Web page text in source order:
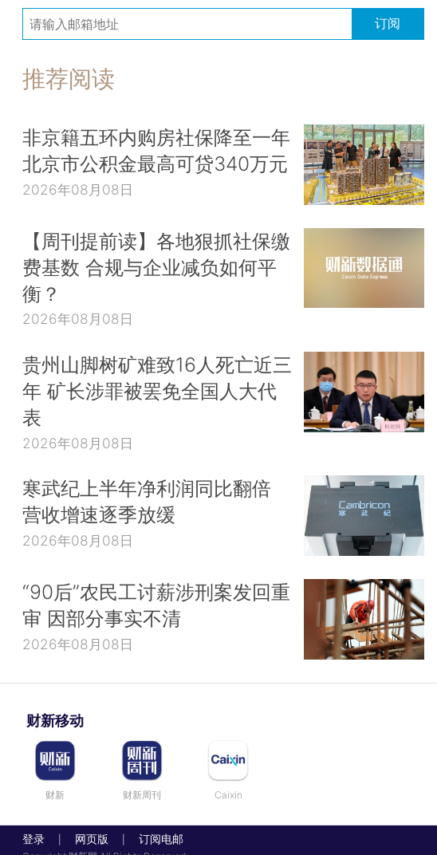
订阅
推荐阅读
非京籍五环内购房社保降至一年
北京市公积金最高可贷340万元
2026年08月08日
【周刊提前读】各地狠抓社保缴
费基数 合规与企业减负如何平
衡？
2026年08月08日
贵州山脚树矿难致16人死亡近三
年 矿长涉罪被罢免全国人大代
表
2026年08月08日
寒武纪上半年净利润同比翻倍
营收增速逐季放缓
2026年08月08日
“90后”农民工讨薪涉刑案发回重
审 因部分事实不清
2026年08月08日
财新移动
财新 财新周刊 Caixin
登录 网页版 订阅电邮